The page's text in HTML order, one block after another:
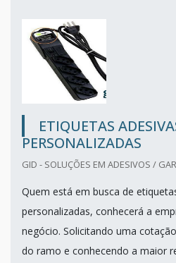
ETIQUETAS
PERSONALIZADAS
GID - SOLUÇÕES EM ADESIVOS /
Quem está em busca de
personalizadas, conhecerá a
negócio. Solicitando uma
do ramo e conhecendo a maior